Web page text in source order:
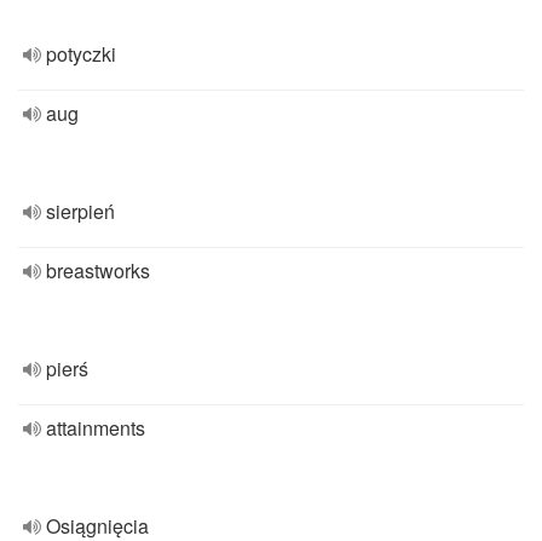
potyczki
aug
sierpień
breastworks
pierś
attainments
Osiągnięcia